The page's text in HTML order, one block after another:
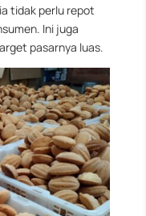
tidak perlu repot
Ini juga
pasarnya luas.